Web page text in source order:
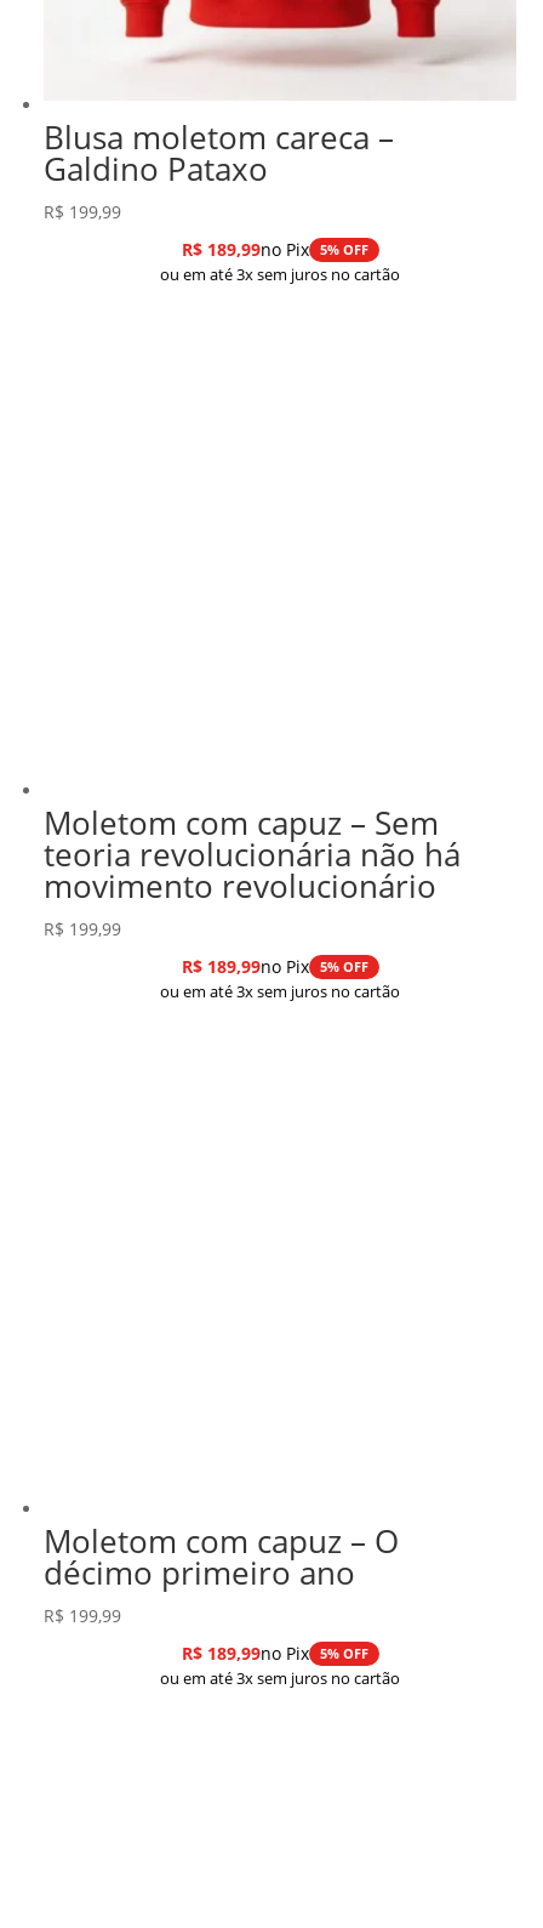
Blusa moletom careca –
Galdino Pataxo
R$ 199,99
R$189,99no Pix 5% OFF
ou em até 3x sem juros no cartão
Moletom com capuz – Sem
teoria revolucionária não há
movimento revolucionário
R$ 199,99
R$189,99no Pix 5% OFF
ou em até 3x sem juros no cartão
Moletom com capuz – O
décimo primeiro ano
R$ 199,99
R$189,99no Pix 5% OFF
ou em até 3x sem juros no cartão